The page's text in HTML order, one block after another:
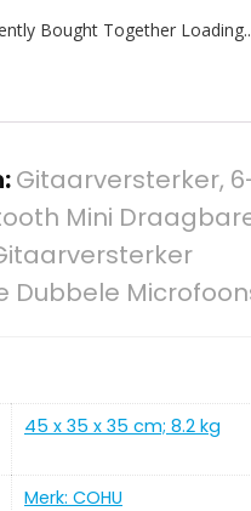
Bought Together
Gitaarversterker,
Mini
Dubbele
‎45 x 35 x 35 cm; 8.2 kg
Merk: COHU